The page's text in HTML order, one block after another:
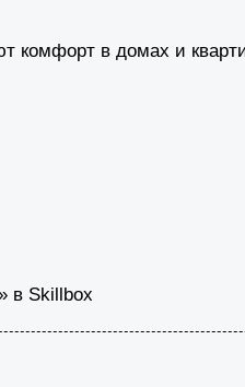
комфорт в домах и
в Skillbox